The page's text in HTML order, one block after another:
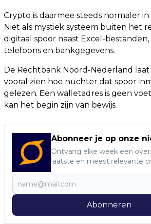
Crypto is daarmee steeds normaler in
Niet als mystiek systeem buiten het
digitaal spoor naast Excel-bestanden,
telefoons en bankgegevens.
De Rechtbank Noord-Nederland laat
vooral zien hoe nuchter dat spoor
gelezen. Een walletadres is geen
kan het begin zijn van bewijs.
Abonneer je op onze
Ontvang elke week een
laatste en meest relevante
Abonneren